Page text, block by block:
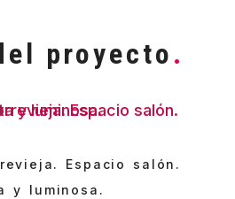
proyecto.
Espacio salón.
y luminosa.